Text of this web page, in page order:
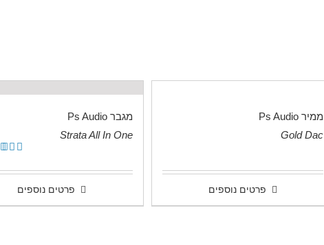
ממיר Ps Audio
Gold Dac
פרטים נוספים
מגבר Ps Audio
Strata All In One
מתוך 5
פרטים נוספים